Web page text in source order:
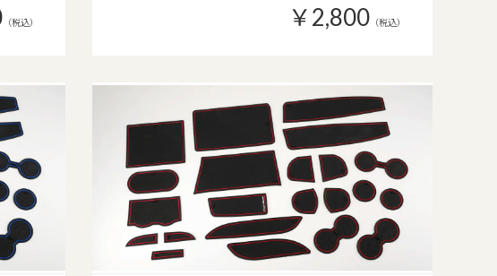
（税込） ￥2,800 （税込）